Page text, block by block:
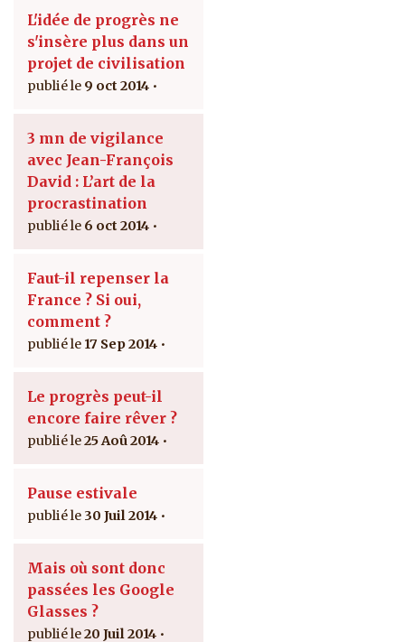
L'idée de progrès ne
s'insère plus dans un
projet de civilisation
9 oct 2014
3 mn de vigilance
avec Jean-François
David : L’art de la
procrastination
6 oct 2014
Faut-il repenser la
France ? Si oui,
comment ?
17 Sep 2014
Le progrès peut-il
encore faire rêver ?
25 Aoû 2014
Pause estivale
30 Juil 2014
Mais où sont donc
passées les Google
Glasses ?
20 Juil 2014